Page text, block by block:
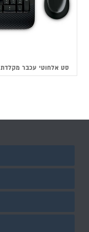
סט אלחוטי עכבר מקלדת MICROSOFT WIRELESS 2000